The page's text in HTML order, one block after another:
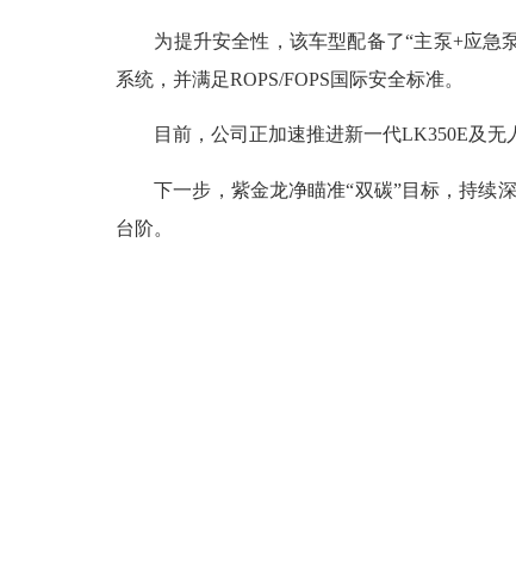
为提升安全性，该车型配备了“主泵+应急泵
系统，并满足ROPS/FOPS国际安全标准。
目前，公司正加速推进新一代LK350E及无人
下一步，紫金龙净瞄准“双碳”目标，持续深
台阶。